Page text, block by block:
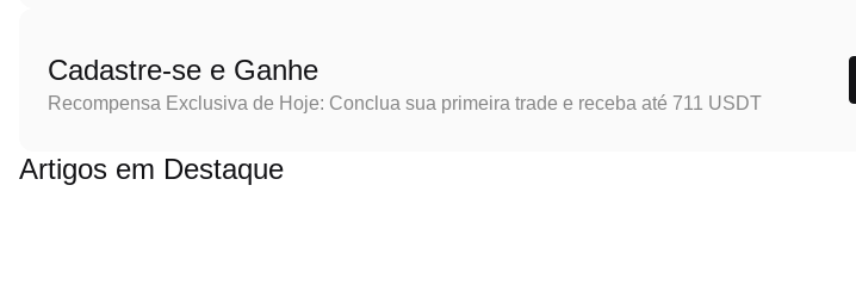
Cadastre-se e Ganhe
Recompensa Exclusiva de Hoje: Conclua sua primeira trade e receba até 711 USDT
Artigos em Destaque